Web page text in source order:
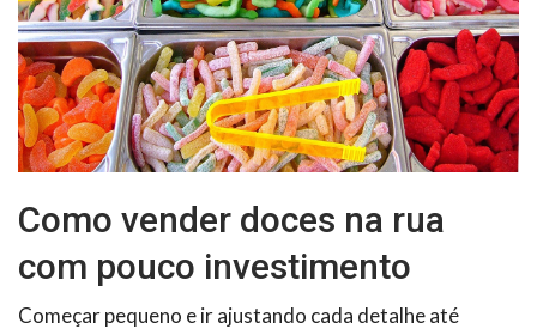
Como vender doces na rua
com pouco investimento
Começar pequeno e ir ajustando cada detalhe até